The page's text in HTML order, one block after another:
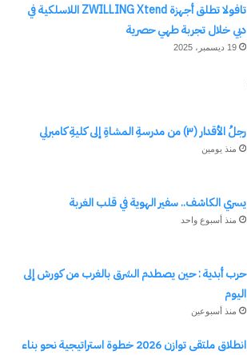
تافولا تطلق أجهزة ZWILLING Xtend اللاسلكية في
دبي خلال تجربة طهي حصرية
19 ديسمبر، 2025
رجلُ الأقدار (٣) من مدرسةِ المشاةِ إلى كليةِ كامبرلي
منذ يومين
يسري الكاشف.. سفير الهوية في قلب الغربة
منذ أسبوع واحد
حرب أبدية : حين يصطدم الشرق بالغرب من كورش إلى
اليوم
منذ أسبوعين
انطلاق ملتقى توازن 2026 خطوة استراتيجية نحو بناء